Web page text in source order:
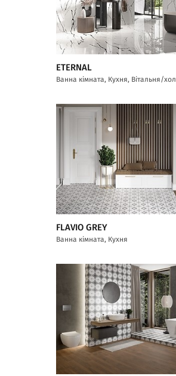
ETERNAL
Ванна кімната, Кухня, Вітальня/хол
FLAVIO GREY
Ванна кімната, Кухня